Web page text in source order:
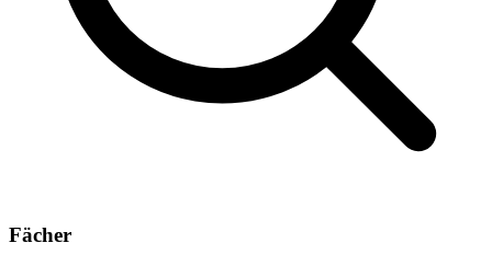
Fächer